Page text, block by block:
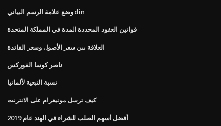
وضع علامة الرسم البياني din
قوانين العقود المحددة المدة في المملكة المتحدة
العلاقة بين سعر الأصول وسعر الفائدة
ناصر كوسا الفوركس
نسبة التبعية لألمانيا
كيف ترسل مونيغرام على الانترنت
أفضل أسهم الصلب للشراء في الهند عام 2019